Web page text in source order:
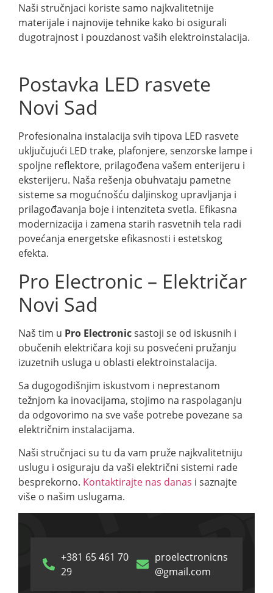
Naši stručnjaci koriste samo najkvalitetnije
materijale i najnovije tehnike kako bi osigurali
dugotrajnost i pouzdanost vaših elektroinstalacija.
Postavka LED rasvete
Novi Sad
Profesionalna instalacija svih tipova LED rasvete
uključujući LED trake, plafonjere, senzorske lampe i
spoljne reflektore, prilagođena vašem enterijeru i
eksterijeru. Naša rešenja obuhvataju pametne
sisteme sa mogućnošću daljinskog upravljanja i
prilagođavanja boje i intenziteta svetla. Efikasna
modernizacija i zamena starih rasvetnih tela radi
povećanja energetske efikasnosti i estetskog
efekta.
Pro Electronic – Električar
Novi Sad
Naš tim u Pro Electronicsastoji se od iskusnih i
obučenih električara koji su posvećeni pružanju
izuzetnih usluga u oblasti elektroinstalacija.
Sa dugogodišnjim iskustvom i neprestanom
težnjom ka inovacijama, stojimo na raspolaganju
da odgovorimo na sve vaše potrebe povezane sa
električnim instalacijama.
Naši stručnjaci su tu da vam pruže najkvalitetniju
uslugu i osiguraju da vaši električni sistemi rade
besprekorno. Kontaktirajte nas danas i saznajte
više o našim uslugama.
+381 65 461 70
29
proelectronicns
@gmail.com